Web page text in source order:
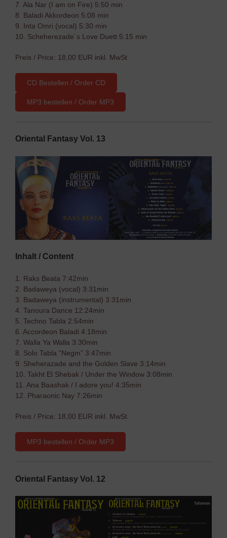
7. Ala Nar (I am on Fire) 5:50 min
8. Baladi Akkordeon 5:08 min
9. Inta Omri (vocal) 5:30 min
10. Scheherezade´s Love Duett 5:15 min
Preis / Price: 18,00 EUR inkl. MwSt
CD Bestellen / Order CD
MP3 bestellen / Order MP3
Oriental Fantasy Vol. 13
Inhalt / Content
1. Raks Beata 7:42min
2. Badaweya (vocal) 3:31min
3. Badaweya (instrumental) 3:31min
4. Tanoura Dance 12:24min
5. Techno Tabla 2:54min
6. Accordeon Baladi 4:18min
7. Walla Ya Walla 3:30min
8. Solo Tabla “Negm” 3:47min
9. Sheherazade and the Golden Slave 3:14min
10. Takht El Shebak / Under the Window 3:08min
11. Ana Baashak / I adore you! 4:35min
12. Pharaonic Nay 7:26min
Preis / Price: 18,00 EUR inkl. MwSt
MP3 bestellen / Order MP3
Oriental Fantasy Vol. 12